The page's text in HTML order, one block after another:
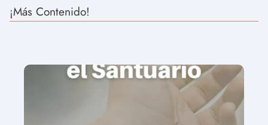
¡Más Contenido!